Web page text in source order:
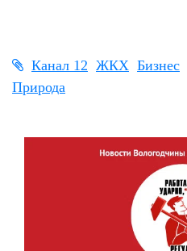
Канал 12 ЖКХ Бизнес
Природа